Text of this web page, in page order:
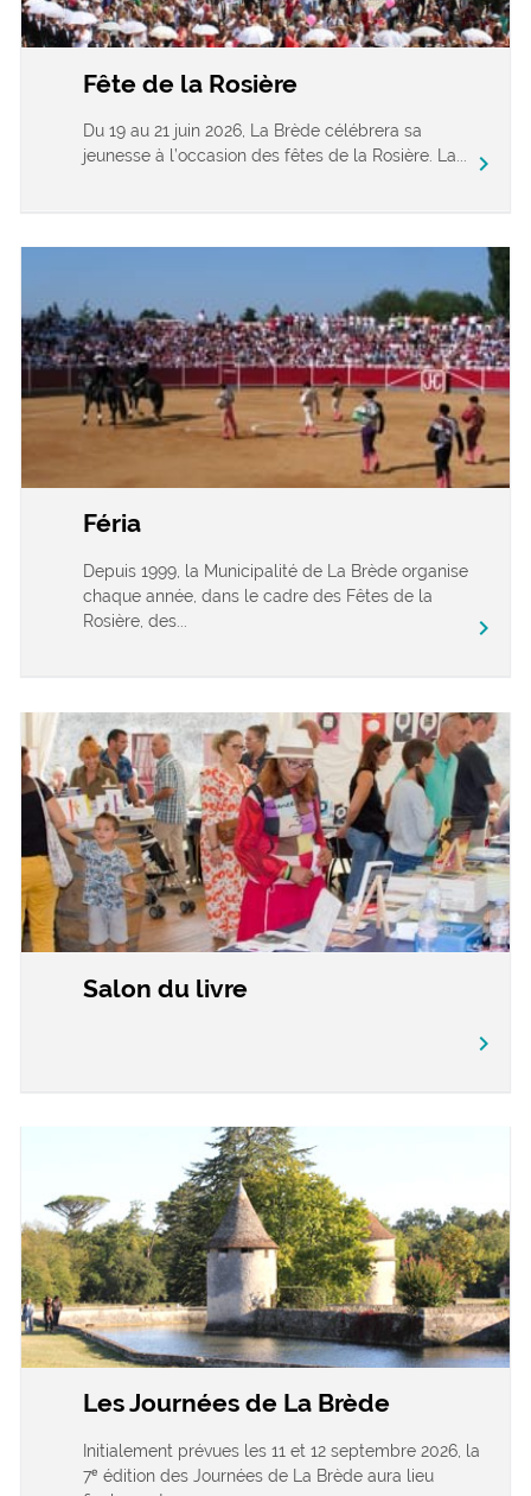
Fête de la Rosière
Du 19 au 21 juin 2026, La Brède célébrera sa
jeunesse à l’occasion des fêtes de la Rosière. La...
chevron_right
Féria
Depuis 1999, la Municipalité de La Brède organise
chaque année, dans le cadre des Fêtes de la
Rosière, des...
chevron_right
Salon du livre
chevron_right
Les Journées de La Brède
Initialement prévues les 11 et 12 septembre 2026, la
7ᵉ édition des Journées de La Brède aura lieu